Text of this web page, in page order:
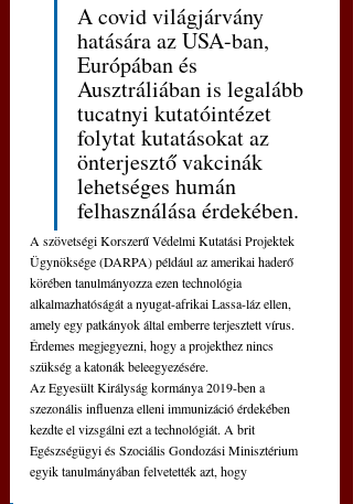
A covid világjárvány
hatására az USA-ban,
Európában és
Ausztráliában is legalább
tucatnyi kutatóintézet
folytat kutatásokat az
önterjesztő vakcinák
lehetséges humán
felhasználása érdekében.
A szövetségi Korszerű Védelmi Kutatási Projektek
Ügynöksége (DARPA) például az amerikai haderő
körében tanulmányozza ezen technológia
alkalmazhatóságát a nyugat-afrikai Lassa-láz ellen,
amely egy patkányok által emberre terjesztett vírus.
Érdemes megjegyezni, hogy a projekthez nincs
szükség a katonák beleegyezésére.
Az Egyesült Királyság kormánya 2019-ben a
szezonális influenza elleni immunizáció érdekében
kezdte el vizsgálni ezt a technológiát. A brit
Egészségügyi és Szociális Gondozási Minisztérium
egyik tanulmányában felvetették azt, hogy